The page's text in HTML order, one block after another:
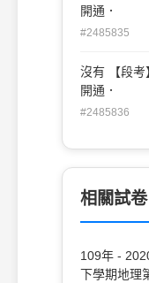
開通．
#2485835
沒有 【段
開通．
#2485836
相關試卷
109年 -
下學期地理